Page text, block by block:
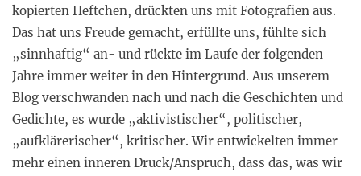
kopierten Heftchen, drückten uns mit Fotografien aus.
Das hat uns Freude gemacht, erfüllte uns, fühlte sich
„sinnhaftig“ an- und rückte im Laufe der folgenden
Jahre immer weiter in den Hintergrund. Aus unserem
Blog verschwanden nach und nach die Geschichten und
Gedichte, es wurde „aktivistischer“, politischer,
„aufklärerischer“, kritischer. Wir entwickelten immer
mehr einen inneren Druck/Anspruch, dass das, was wir